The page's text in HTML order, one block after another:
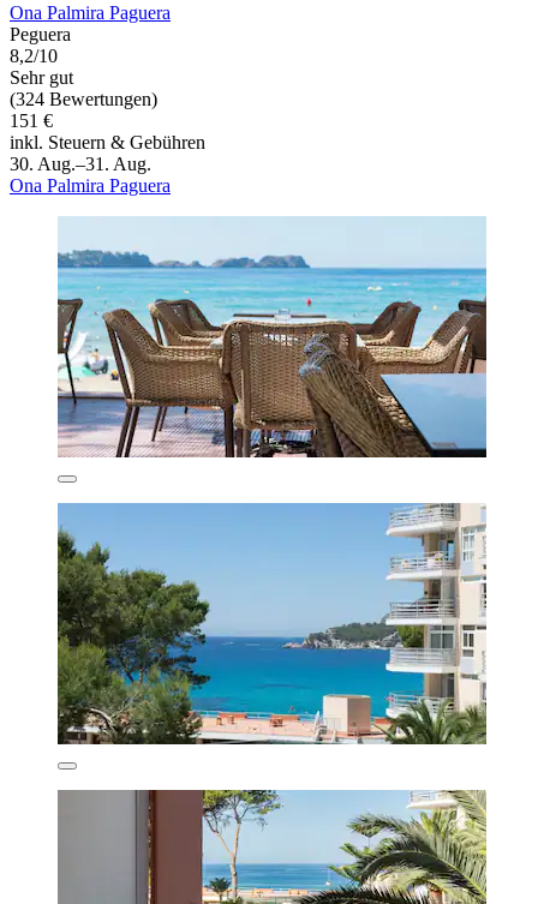
Ona Palmira Paguera
Peguera
8,2/10
Sehr gut
(324 Bewertungen)
151 €
inkl. Steuern & Gebühren
30. Aug.–31. Aug.
Ona Palmira Paguera